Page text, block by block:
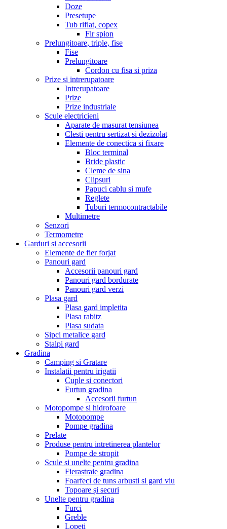
Doze
Presetupe
Tub riflat, copex
Fir spion
Prelungitoare, triple, fise
Fise
Prelungitoare
Cordon cu fisa si priza
Prize si intrerupatoare
Intrerupatoare
Prize
Prize industriale
Scule electricieni
Aparate de masurat tensiunea
Clesti pentru sertizat si dezizolat
Elemente de conectica si fixare
Bloc terminal
Bride plastic
Cleme de sina
Clipsuri
Papuci cablu si mufe
Reglete
Tuburi termocontractabile
Multimetre
Senzori
Termometre
Garduri si accesorii
Elemente de fier forjat
Panouri gard
Accesorii panouri gard
Panouri gard bordurate
Panouri gard verzi
Plasa gard
Plasa gard impletita
Plasa rabitz
Plasa sudata
Sipci metalice gard
Stalpi gard
Gradina
Camping si Gratare
Instalatii pentru irigatii
Cuple si conectori
Furtun gradina
Accesorii furtun
Motopompe si hidrofoare
Motopompe
Pompe gradina
Prelate
Produse pentru intretinerea plantelor
Pompe de stropit
Scule si unelte pentru gradina
Fierastraie gradina
Foarfeci de tuns arbusti si gard viu
Topoare și securi
Unelte pentru gradina
Furci
Greble
Lopeti